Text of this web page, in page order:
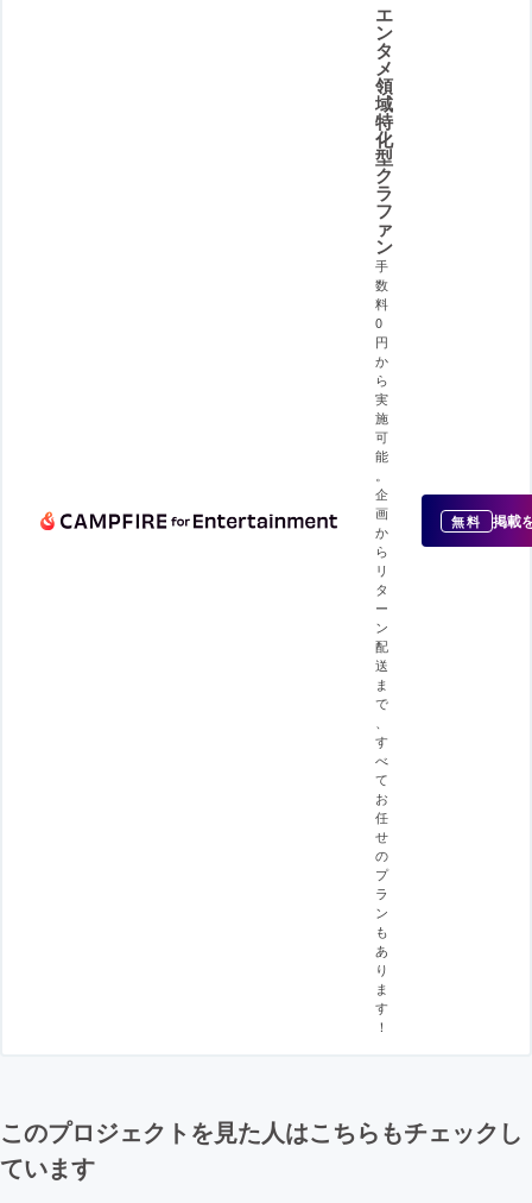
エ
ン
タ
メ
領
域
特
化
型
ク
ラ
フ
ァ
ン
手
数
料
0
円
か
ら
実
施
可
能
企
画
か
ら
リ
タ
ー
ン
配
送
ま
で
す
べ
て
お
任
せ
の
プ
ラ
ン
も
あ
り
ま
す
！
無料 掲載
このプロジェクトを見た人はこちらもチェックし
ています